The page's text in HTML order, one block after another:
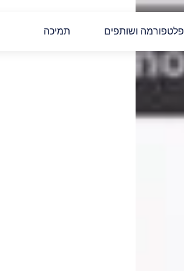
פלטפורמה ושותפים תמיכה